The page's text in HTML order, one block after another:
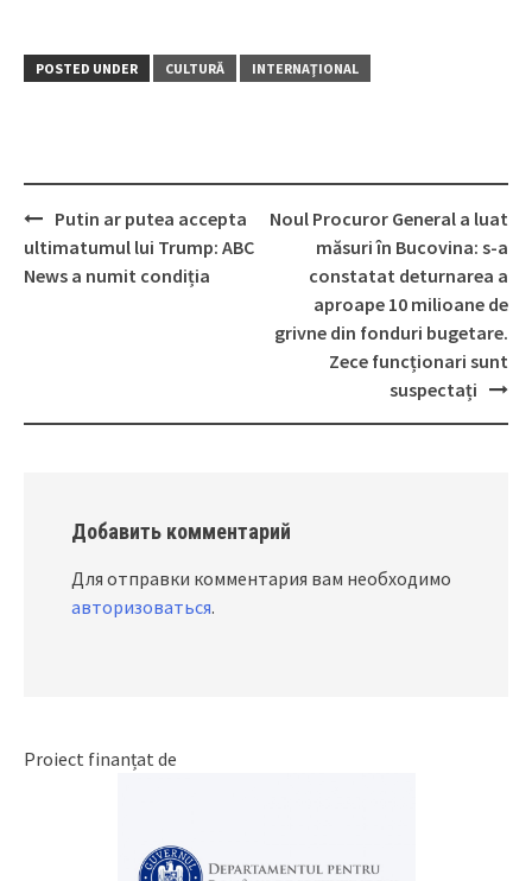
POSTED UNDER CULTURĂ INTERNAŢIONAL
Post
navigation
Putin ar putea accepta
ultimatumul lui Trump: ABC
News a numit condiția
Noul Procuror General a luat
măsuri în Bucovina: s-a
constatat deturnarea a
aproape 10 milioane de
grivne din fonduri bugetare.
Zece funcționari sunt
suspectați
Добавить комментарий
Для отправки комментария вам необходимо
авторизоваться.
Proiect finanțat de